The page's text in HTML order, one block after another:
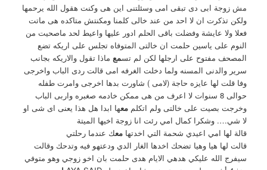
مش زوجة ابى دى تبقى امى وسئلتنى اين هى وكنت هقول الله يرحمها
ولكن تذكرت ان لا احد من عند خالى كلمنا ومكنتش متاكده هى ماتت
فعلا ولا عايشة وفضلت باقى الحلم ادور عليها واعيط لحد ماصحيت من
النوم على ياسين حلمت ان خالتى المتوفاه تجلس على اريكه تضع
المصحف مفتوح على ارجلها لكن لم تسمع ماذا تقول والاريكه بجانب
سرير والدنى المسنه ولما دخلت الغرفه امى قالت ردى الباب واخرجى
وفا قلت لها عايزه حاجة (لامى ) شاورت بدها اخرجى وامرت طفله
حوالى 8 سنوات لا اعرف من هى ممكن خادمه صغبره واربى الباب
وخرجت بصيت على خالتى ولم اتكلممعها ابدا هل هذا يعنى اى شى او
لا شي…. وشكرا كمال امي رئت انا زوجة اخيها الميتة
قالة لها امي اعيدي شحمة التي اخدتهامعك عندما رحلتي
قالت لها هيا وهيا تضحك اخدها الغار الدي ودعتهو فيه وتدحك وقالت
سيفرج الله عليكي هدهي الايام هدى حلمت بان اخو زوجي وهو متوفي